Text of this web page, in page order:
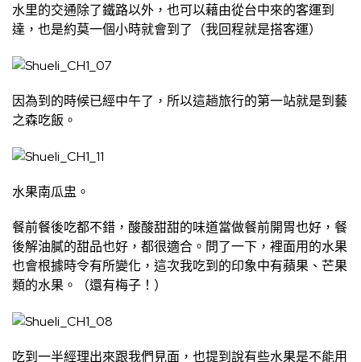
水里的交通除了鐵路以外，也可以藉由從台中來的客運到
達，也是約莫一個小時就會到了（我回程就是搭客運）
因為到的時候已經中午了，所以這趟旅行的第一站就是到藝
之森吃飯。
水果南瓜盅。
餐前餐後吃都不錯，酸酸甜甜的味道當做餐前開胃也好，餐
後解油膩的甜品也好，都很適合。問了一下，裡面用的水果
也會根據時令有所變化，這次我吃到的印象中有蘋果、芒果
類的水果。（還有梅子！）
吃到一半經理出來跟我們見面，也提到說有些水果是不能用